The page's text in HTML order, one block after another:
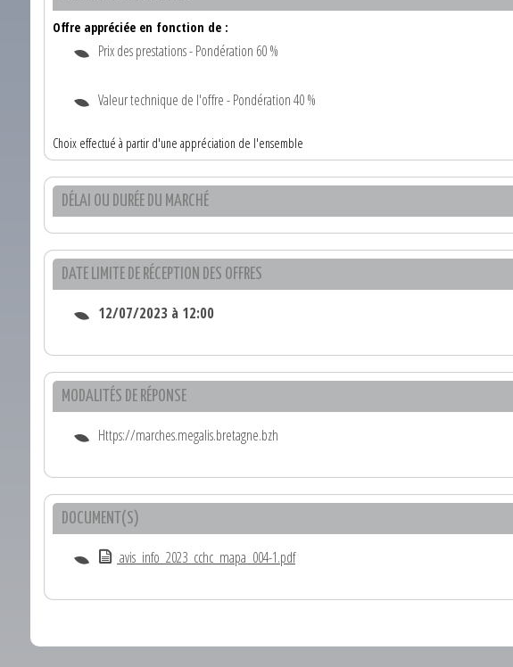
Offre appréciée en fonction de :
Prix des prestations - Pondération 60 %
Valeur technique de l'offre - Pondération 40 %
Choix effectué à partir d'une appréciation de l'ensemble
DÉLAI OU DURÉE DU MARCHÉ
DATE LIMITE DE RÉCEPTION DES OFFRES
12/07/2023 à 12:00
MODALITÉS DE RÉPONSE
Https://marches.megalis.bretagne.bzh
DOCUMENT(S)
avis_info_2023_cchc_mapa_004-1.pdf